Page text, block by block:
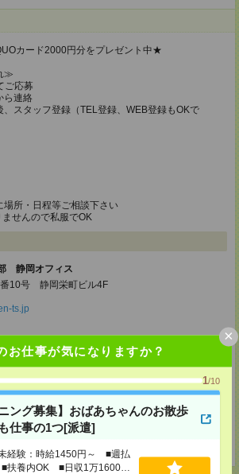
お仕事が気になりますか？
1/10
ング募集】おばあちゃんのお散歩
仕事の1つ[派遣]
経験：時給1450円～ ■週払
扶養内OK ■日収1万1600円
×
カード2000円分をプレゼント中★
≫
ご応募
ら連絡
スタッフ登録（TEL登録、WEB登録もOKで
所・日程等ご相談下さい
せんので私服でOK
静岡オフィス
10号 静岡栄町ビル4F
ts.jp
三島オフィス
22 アーサーファーストビル701
ts.jp